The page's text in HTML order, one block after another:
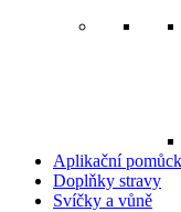
Aplikační
Doplňky stravy
Svíčky a vůně